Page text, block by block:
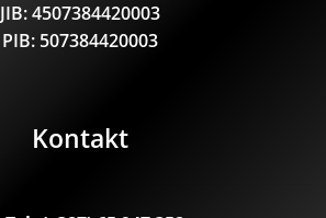
JIB: 4507384420003
PIB: 507384420003
Kontakt